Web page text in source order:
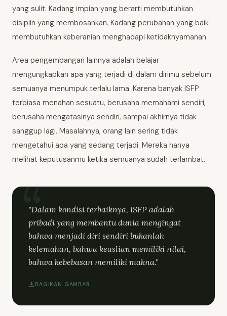
yang sulit. Kadang impian yang berarti membutuhkan
disiplin yang membosankan. Kadang perubahan yang baik
membutuhkan keberanian menghadapi ketidaknyamanan.
Area pengembangan lainnya adalah belajar
mengungkapkan apa yang terjadi di dalam dirimu sebelum
semuanya menumpuk terlalu lama. Karena banyak ISFP
terbiasa menahan sesuatu, berusaha memahami sendiri,
berusaha mengatasinya sendiri, sampai akhirnya tidak
sanggup lagi. Masalahnya, orang lain sering tidak
mengetahui apa yang sedang terjadi. Mereka hanya
melihat keputusanmu ketika semuanya sudah terlambat.
"Dalam kondisi terbaiknya, ISFP adalah
pribadi yang membantu dunia mengingat
bahwa menjadi diri sendiri bukanlah
kelemahan, bahwa keaslian memiliki nilai,
bahwa kebebasan memiliki makna."
BAGIKAN GAMBAR